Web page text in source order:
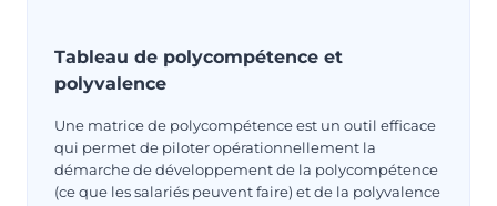
Tableau de polycompétence et
polyvalence
Une matrice de polycompétence est un outil efficace
qui permet de piloter opérationnellement la
démarche de développement de la polycompétence
(ce que les salariés peuvent faire) et de la polyvalence